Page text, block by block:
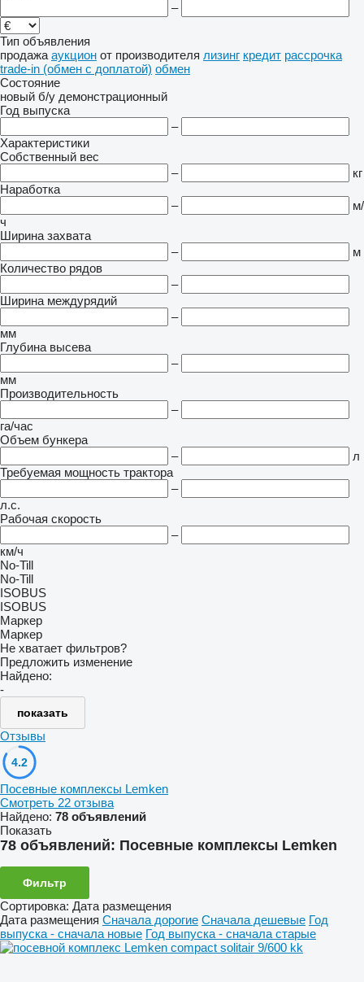
–
Тип объявления
продажа аукцион от производителя лизинг кредит рассрочка
trade-in (обмен с доплатой) обмен
Состояние
новый б/у демонстрационный
Год выпуска
–
Характеристики
Собственный вес
–
кг
Наработка
–
м/
ч
Ширина захвата
–
м
Количество рядов
–
Ширина междурядий
–
мм
Глубина высева
–
мм
Производительность
–
га/час
Объем бункера
–
л
Требуемая мощность трактора
–
л.с.
Рабочая скорость
–
км/ч
No-Till
No-Till
ISOBUS
ISOBUS
Маркер
Маркер
Не хватает фильтров?
Предложить изменение
Найдено:
-
показать
Отзывы
4.2
Посевные комплексы Lemken
Смотреть 22 отзыва
Найдено: 78 объявлений
Показать
78 объявлений: Посевные комплексы Lemken
Фильтр
Сортировка: Дата размещения
Дата размещения Сначала дорогие Сначала дешевые Год
выпуска - сначала новые Год выпуска - сначала старые